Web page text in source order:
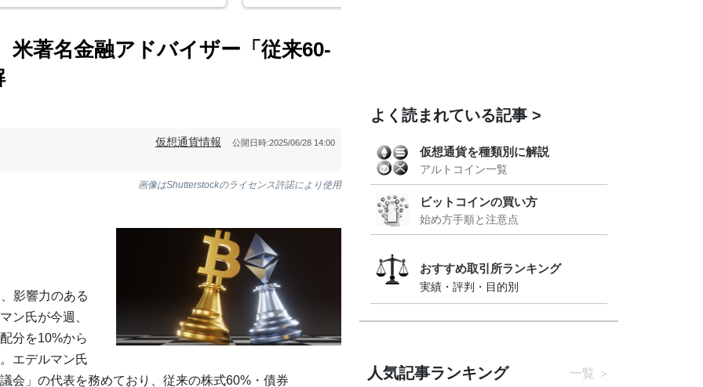
米著名金融アドバイザー「従来60-
仮想通貨情報 公開日時:2025/06/28 14:00
画像はShutterstockのライセンス許諾により使用
影響力のある
ン氏が今週、
分を10%から
エデルマン氏
会」の代表を務めており、従来の株式60%・債券
よく読まれている記事
仮想通貨を種類別に解説
アルトコイン一覧
ビットコインの買い方
始め方手順と注意点
おすすめ取引所ランキング
実績・評判・目的別
人気記事ランキング 一覧